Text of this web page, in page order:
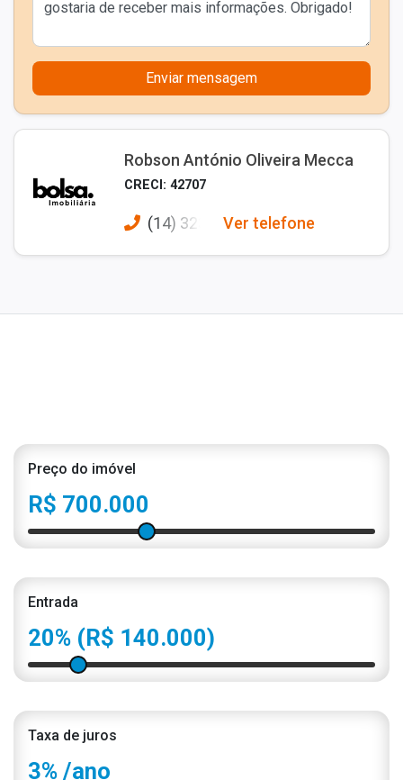
Enviar mensagem
Robson António Oliveira Mecca
CRECI: 42707
(14) 323 Ver telefone
Preço do imóvel
R$ 700.000
Entrada
20% (R$ 140.000)
Taxa de juros
3% /ano